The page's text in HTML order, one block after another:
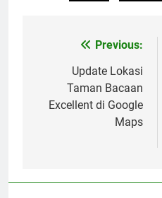
navigation
Previous:
Update Lokasi
Taman Bacaan
Excellent di Google
Maps